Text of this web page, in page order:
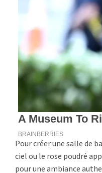
Pour créer une salle de
ciel ou le rose poudré
pour une ambiance